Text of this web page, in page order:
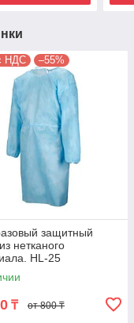
НДС –55%
защитный
нетканого
HL-25
₸ от 800 ₸